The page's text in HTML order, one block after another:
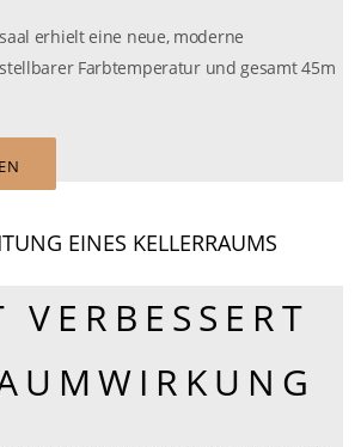
erhielt eine neue, moderne
Farbtemperatur und gesamt 45m
EINES KELLERRAUMS
VERBESSERT